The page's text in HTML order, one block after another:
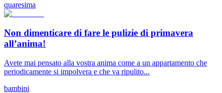
quaresima
Non dimenticare di fare le pulizie di primavera
all’anima!
Avete mai pensato alla vostra anima come a un appartamento che
periodicamente si impolvera e che va ripulito...
bambini